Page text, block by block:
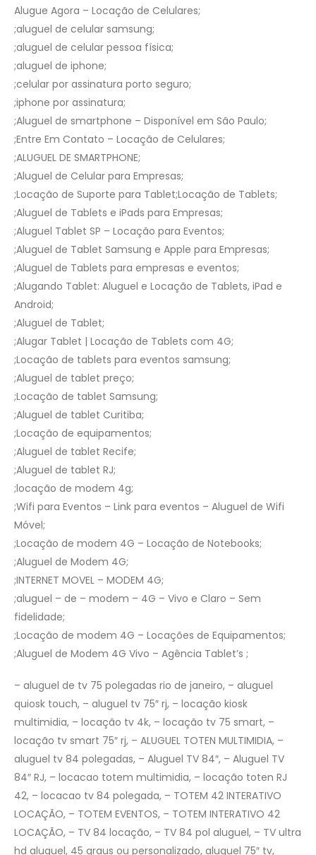
Alugue Agora – Locação de Celulares;
;aluguel de celular samsung;
;aluguel de celular pessoa física;
;aluguel de iphone;
;celular por assinatura porto seguro;
;iphone por assinatura;
;Aluguel de smartphone – Disponível em São Paulo;
;Entre Em Contato – Locação de Celulares;
;ALUGUEL DE SMARTPHONE;
;Aluguel de Celular para Empresas;
;Locação de Suporte para Tablet;Locação de Tablets;
;Aluguel de Tablets e iPads para Empresas;
;Aluguel Tablet SP – Locação para Eventos;
;Aluguel de Tablet Samsung e Apple para Empresas;
;Aluguel de Tablets para empresas e eventos;
;Alugando Tablet: Aluguel e Locação de Tablets, iPad e
Android;
;Aluguel de Tablet;
;Alugar Tablet | Locação de Tablets com 4G;
;Locação de tablets para eventos samsung;
;Aluguel de tablet preço;
;Locação de tablet Samsung;
;Aluguel de tablet Curitiba;
;Locação de equipamentos;
;Aluguel de tablet Recife;
;Aluguel de tablet RJ;
;locação de modem 4g;
;Wifi para Eventos – Link para eventos – Aluguel de Wifi
Móvel;
;Locação de modem 4G – Locação de Notebooks;
;Aluguel de Modem 4G;
;INTERNET MOVEL – MODEM 4G;
;aluguel – de – modem – 4G – Vivo e Claro – Sem
fidelidade;
;Locação de modem 4G – Locações de Equipamentos;
;Aluguel de Modem 4G Vivo – Agência Tablet’s ;
– aluguel de tv 75 polegadas rio de janeiro, – aluguel
quiosk touch, – aluguel tv 75″ rj, – locação kiosk
multimidia, – locação tv 4k, – locação tv 75 smart, –
locação tv smart 75″ rj, – ALUGUEL TOTEN MULTIMIDIA, –
aluguel tv 84 polegadas, – Aluguel TV 84″, – Aluguel TV
84″ RJ, – locacao totem multimidia, – locação toten RJ
42, – locacao tv 84 polegada, – TOTEM 42 INTERATIVO
LOCAÇÃO, – TOTEM EVENTOS, – TOTEM INTERATIVO 42
LOCAÇÃO, – TV 84 locação, – TV 84 pol aluguel, – TV ultra
hd aluguel, 45 graus ou personalizado, aluguel 75″ tv,